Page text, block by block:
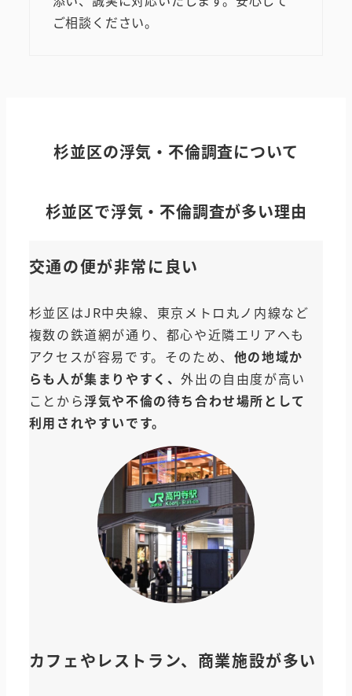
ご相談ください。
杉並区の浮気・不倫調査について
杉並区で浮気・不倫調査が多い理由
交通の便が非常に良い
杉並区はJR中央線、東京メトロ丸ノ内線など
複数の鉄道網が通り、都心や近隣エリアへも
アクセスが容易です。そのため、 他の地域か
らも人が集まりやすく、外出の自由度が高い
ことから浮気や不倫の待ち合わせ場所として
利用されやすいです。
カフェやレストラン、商業施設が多い